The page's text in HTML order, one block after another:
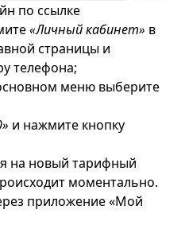
по ссылке
«Личный кабинет» в
страницы и
телефона;
меню выберите
и нажмите кнопку
на новый тарифный
моментально.
приложение «Мой